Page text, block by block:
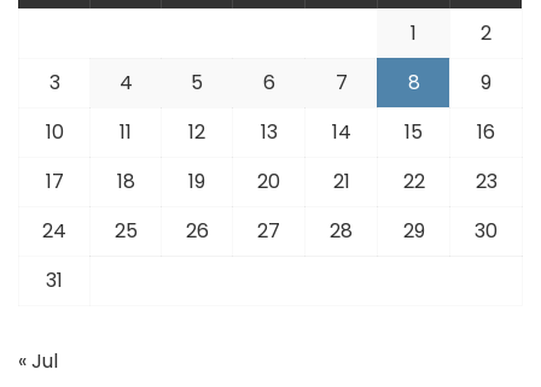
1
2
3
4 5 6 7 8
9
10
11 12 13 14 15
16
17
18 19 20 21 22
23
24
25 26 27 28 29
30
31
« Jul